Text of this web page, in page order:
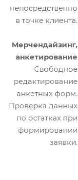
непосредственно
в точке клиента.
Мерчендайзинг,
анкетирование
Свободное
редактирование
анкетных форм.
Проверка данных
по остатках при
формировании
заявки.